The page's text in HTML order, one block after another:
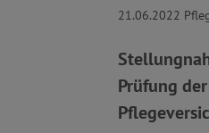
21.06.2022
Prüfung